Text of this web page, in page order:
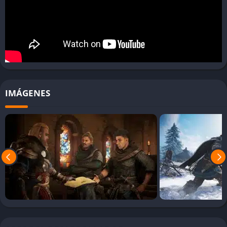
humanidad del juego: entre guerras, Eivor encuentra
comunidad.
El juego integra de manera magistral la mitología nórdica en
de sueños, visiones y secuencias en los reinos de Asgard y
Jotunheim, el jugador experimenta una historia paralela donde
los dioses Odín, Loki y Freyja se mezclan con la lucha interior
de Eivor.
Lejos de ser un simple añadido fantástico, estas secciones
enriquecen el trasfondo psicológico y simbólico del personaje,
explorando la dualidad entre destino y libre albedrío, entre la
IMÁGENES